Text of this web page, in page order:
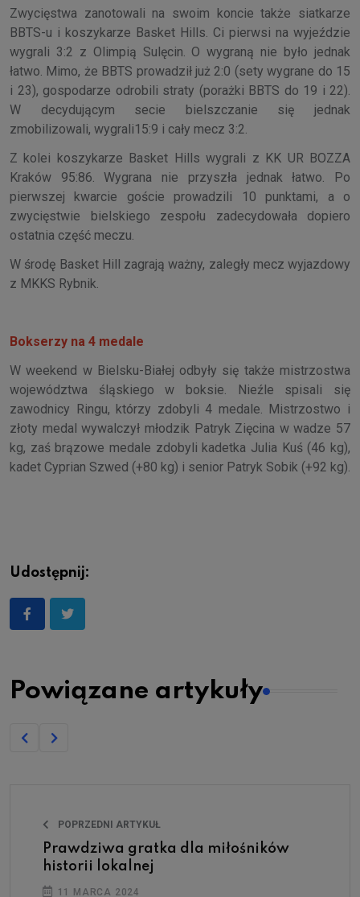
Zwycięstwa zanotowali na swoim koncie także siatkarze
BBTS-u i koszykarze Basket Hills. Ci pierwsi na wyjeździe
wygrali 3:2 z Olimpią Sulęcin. O wygraną nie było jednak
łatwo. Mimo, że BBTS prowadził już 2:0 (sety wygrane do 15
i 23), gospodarze odrobili straty (porażki BBTS do 19 i 22).
W decydującym secie bielszczanie się jednak
zmobilizowali, wygrali15:9 i cały mecz 3:2.
Z kolei koszykarze Basket Hills wygrali z KK UR BOZZA
Kraków 95:86. Wygrana nie przyszła jednak łatwo. Po
pierwszej kwarcie goście prowadzili 10 punktami, a o
zwycięstwie bielskiego zespołu zadecydowała dopiero
ostatnia część meczu.
W środę Basket Hill zagrają ważny, zaległy mecz wyjazdowy
z MKKS Rybnik.
Bokserzy na 4 medale
W weekend w Bielsku-Białej odbyły się także mistrzostwa
województwa śląskiego w boksie. Nieźle spisali się
zawodnicy Ringu, którzy zdobyli 4 medale. Mistrzostwo i
złoty medal wywalczył młodzik Patryk Zięcina w wadze 57
kg, zaś brązowe medale zdobyli kadetka Julia Kuś (46 kg),
kadet Cyprian Szwed (+80 kg) i senior Patryk Sobik (+92 kg).
Udostępnij:
Powiązane artykuły
POPRZEDNI ARTYKUŁ
Prawdziwa gratka dla miłośników
historii lokalnej
11 MARCA 2024